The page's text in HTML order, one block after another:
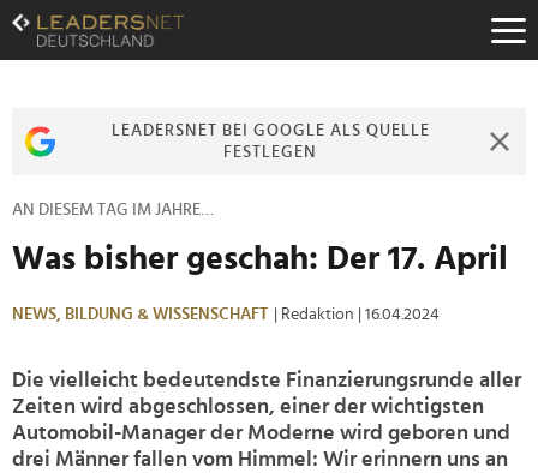
Zum
Inhalt
Zur
Zur
LEADERSNET BEI GOOGLE ALS QUELLE
FESTLEGEN
AN DIESEM TAG IM JAHRE…
Was bisher geschah: Der 17. April
NEWS, BILDUNG & WISSENSCHAFT | Redaktion | 16.04.2024
Die vielleicht bedeutendste Finanzierungsrunde aller
Zeiten wird abgeschlossen, einer der wichtigsten
Automobil-Manager der Moderne wird geboren und
drei Männer fallen vom Himmel: Wir erinnern uns an